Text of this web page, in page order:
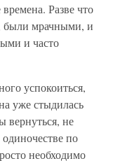
Разве что
были мрачными, и
и часто
успокоиться,
уже стыдилась
вернуться, не
по
необходимо